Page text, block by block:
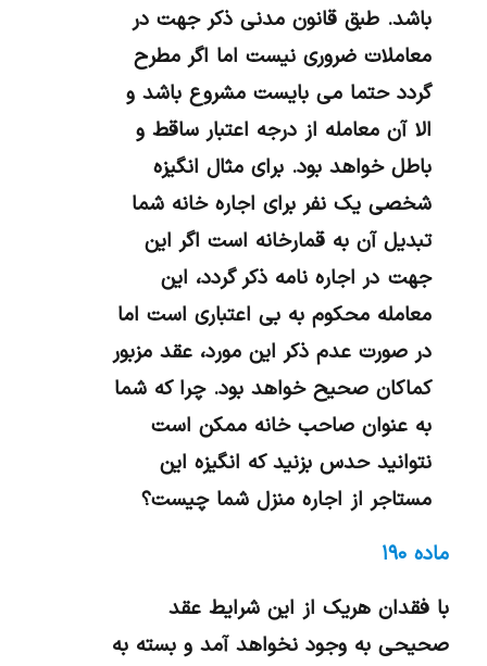
باشد. طبق قانون مدنی ذکر جهت در
معاملات ضروری نیست اما اگر مطرح
گردد حتما می بایست مشروع باشد و
الا آن معامله از درجه اعتبار ساقط و
باطل خواهد بود. برای مثال انگیزه
شخصی یک نفر برای اجاره خانه شما
تبدیل آن به قمارخانه است اگر این
جهت در اجاره نامه ذکر گردد، این
معامله محکوم به بی اعتباری است اما
در صورت عدم ذکر این مورد، عقد مزبور
کماکان صحیح خواهد بود. چرا که شما
به عنوان صاحب خانه ممکن است
نتوانید حدس بزنید که انگیزه این
مستاجر از اجاره منزل شما چیست؟
ماده ۱۹۰
با فقدان هریک از این شرایط عقد
صحیحی به وجود نخواهد آمد و بسته به